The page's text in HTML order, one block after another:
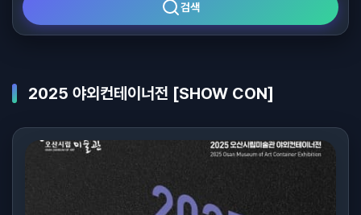
검색
2025 야외컨테이너전 [SHOW CON]